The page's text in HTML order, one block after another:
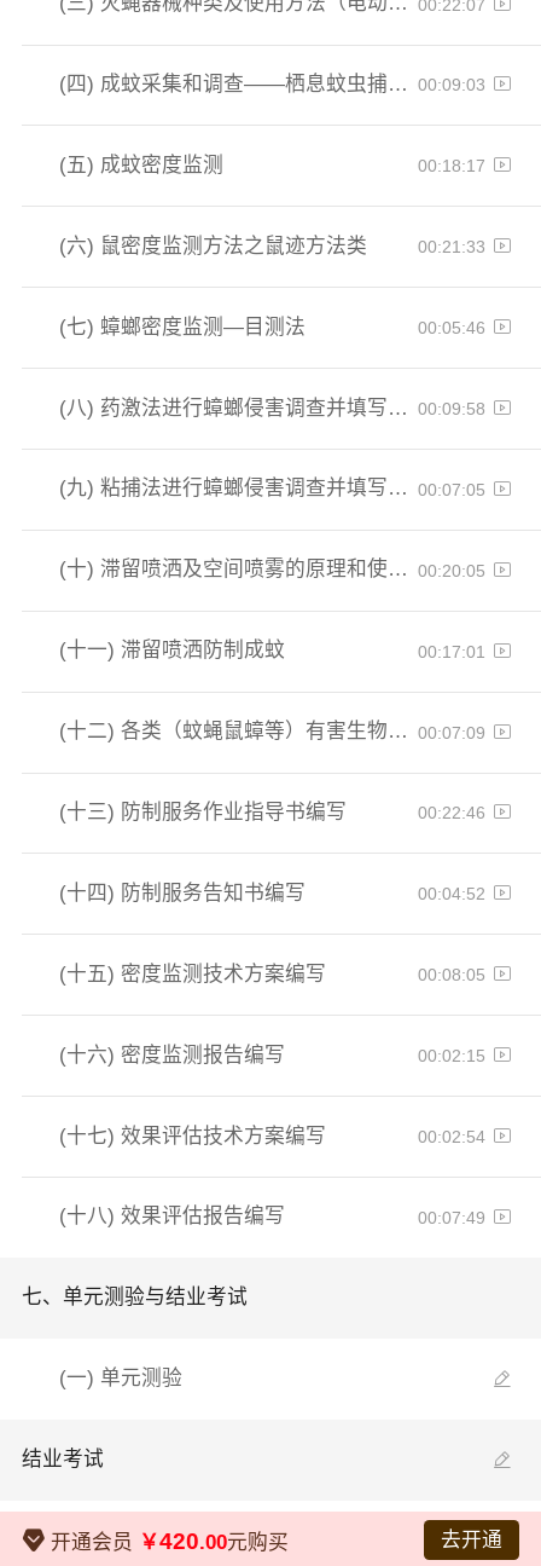
00:22:07
(四) 成蚊采集和调查——栖息蚊虫捕捉法、停落法、动物诱集法、人帐诱法 00:09:03
(五) 成蚊密度监测 00:18:17
(六) 鼠密度监测方法之鼠迹方法类 00:21:33
(七) 蟑螂密度监测—目测法 00:05:46
(八) 药激法进行蟑螂侵害调查并填写检查记录 00:09:58
(九) 粘捕法进行蟑螂侵害调查并填写检查记录 00:07:05
(十) 滞留喷洒及空间喷雾的原理和使用方法 00:20:05
(十一) 滞留喷洒防制成蚊 00:17:01
(十二) 各类（蚊蝇鼠蟑等）有害生物防制服务方案编写 00:07:09
(十三) 防制服务作业指导书编写 00:22:46
(十四) 防制服务告知书编写 00:04:52
(十五) 密度监测技术方案编写 00:08:05
(十六) 密度监测报告编写 00:02:15
(十七)效果评估技术方案编写 00:02:54
(十八)效果评估报告编写 00:07:49
七、 单元测验与结业考试
(一) 单元测验
结业考试
开通会员 ￥420.00元购买 去开通